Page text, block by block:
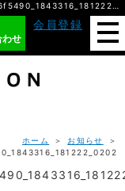
cab424aa017a74b87ae47d238936f5490_1843316_181222_0202/ 株式会社クルーズ・ワールド
わせ
会員登録
ホーム ＞ お知らせ
＞